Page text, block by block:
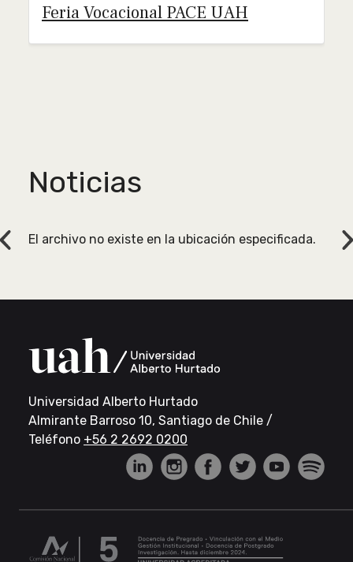
Feria Vocacional PACE UAH
Noticias
El archivo no existe en la ubicación especificada.
Previous
Universidad Alberto Hurtado
Almirante Barroso 10, Santiago de Chile /
Teléfono +56 2 2692 0200